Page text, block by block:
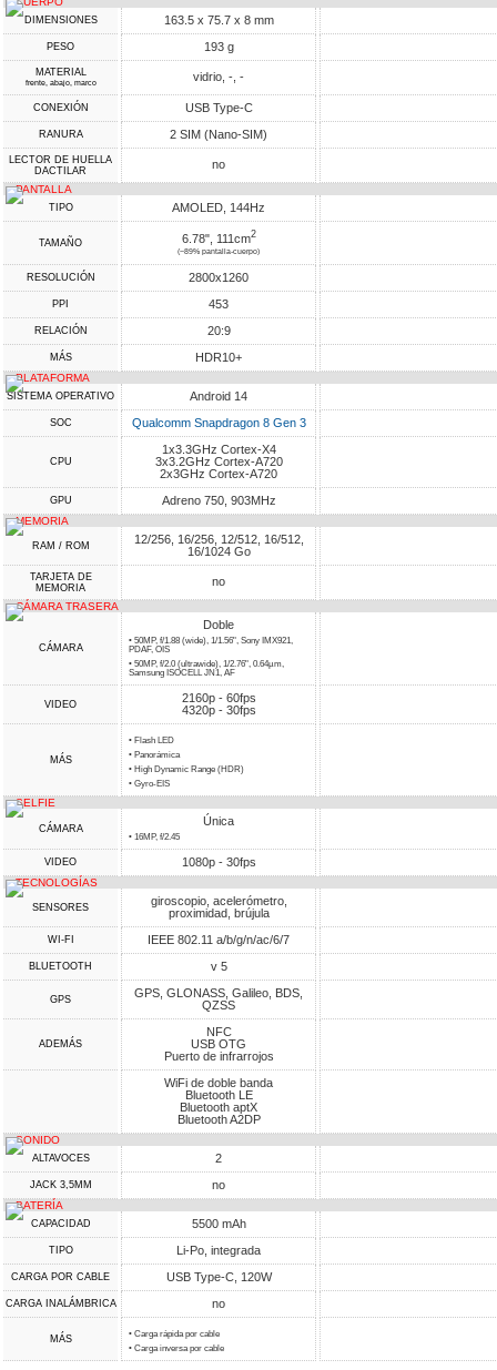
DIMENSIONES 163.5 x 75.7 x 8 mm
PESO 193 g
MATERIAL
frente, abajo, marco vidrio, -, -
CONEXIÓN USB Type-C
RANURA 2 SIM (Nano-SIM)
LECTOR DE HUELLA
DACTILAR
no
PANTALLA
TIPO AMOLED, 144Hz
TAMAÑO 6.78", 111cm2
(~89% pantalla-cuerpo)
RESOLUCIÓN 2800x1260
PPI 453
RELACIÓN 20:9
MÁS HDR10+
PLATAFORMA
SISTEMA OPERATIVO Android 14
SOC Qualcomm Snapdragon 8 Gen 3
CPU
1x3.3GHz Cortex-X4
3x3.2GHz Cortex-A720
2x3GHz Cortex-A720
GPU Adreno 750, 903MHz
MEMORIA
RAM / ROM
12/256, 16/256, 12/512, 16/512,
16/1024 Go
TARJETA DE
MEMORIA
no
CÁMARA TRASERA
CÁMARA
Doble
• 50MP, f/1.88 (wide), 1/1.56", Sony IMX921,
PDAF, OIS
• 50MP, f/2.0 (ultrawide), 1/2.76", 0.64µm,
Samsung ISOCELL JN1, AF
VIDEO
2160p - 60fps
4320p - 30fps
MÁS
• Flash LED
• Panorámica
• High Dynamic Range (HDR)
• Gyro-EIS
SELFIE
CÁMARA
Única
• 16MP, f/2.45
VIDEO 1080p - 30fps
TECNOLOGÍAS
SENSORES
giroscopio, acelerómetro,
proximidad, brújula
WI-FI IEEE 802.11 a/b/g/n/ac/6/7
BLUETOOTH v 5
GPS
GPS, GLONASS, Galileo, BDS,
QZSS
ADEMÁS
NFC
USB OTG
Puerto de infrarrojos
WiFi de doble banda
Bluetooth LE
Bluetooth aptX
Bluetooth A2DP
SONIDO
ALTAVOCES 2
JACK 3,5MM no
BATERÍA
CAPACIDAD 5500 mAh
TIPO Li-Po, integrada
CARGA POR CABLE USB Type-C, 120W
CARGA INALÁMBRICA no
MÁS
• Carga rápida por cable
• Carga inversa por cable